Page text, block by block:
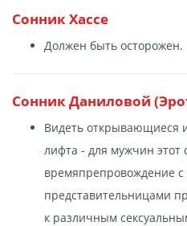
Сонник Хассе
Должен быть осторожен.
Сонник Даниловой
Видеть открывающиеся
лифта - для мужчин
времяпрепровождение
представительницами
к различным